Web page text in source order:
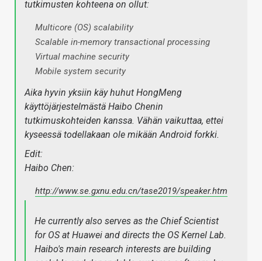
tutkimusten kohteena on ollut:
Multicore (OS) scalability
Scalable in-memory transactional processing
Virtual machine security
Mobile system security
Aika hyvin yksiin käy huhut HongMeng
käyttöjärjestelmästä Haibo Chenin
tutkimuskohteiden kanssa. Vähän vaikuttaa, ettei
kyseessä todellakaan ole mikään Android forkki.
Edit:
Haibo Chen:
http://www.se.gxnu.edu.cn/tase2019/speaker.htm
He currently also serves as the Chief Scientist
for OS at Huawei and directs the OS Kernel Lab.
Haibo's main research interests are building